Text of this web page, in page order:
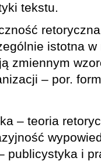
tekstu.
istotna
zmiennym
– por.
– teoria
publicystyka i